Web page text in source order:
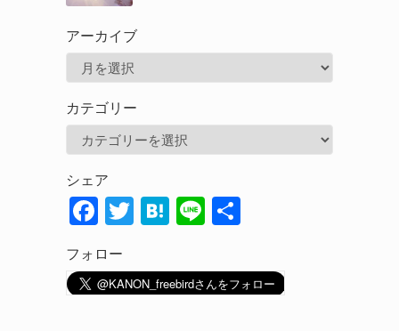
アーカイブ
カ
カテゴリー
ゴ
リ
シェア
F
e
b
T
itt
er
H
e
n
Li
e
フォロー